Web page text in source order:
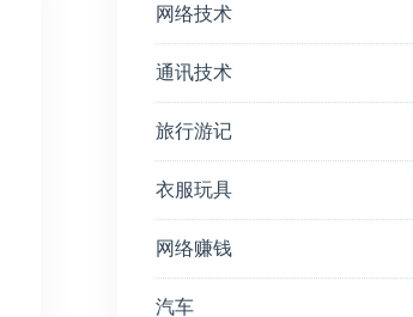
网络技术
通讯技术
旅行游记
衣服玩具
网络赚钱
汽车